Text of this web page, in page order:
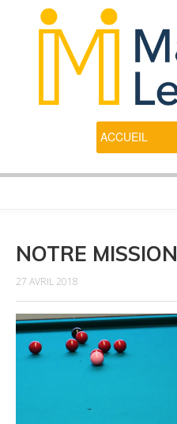
NOTRE MISSION
27 AVRIL 2018